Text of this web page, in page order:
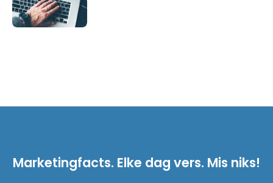
Marketingfacts. Elke dag vers. Mis niks!